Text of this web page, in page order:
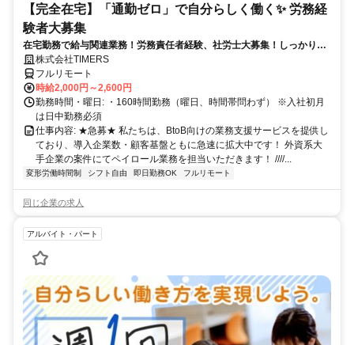
【完全在宅】「通勤ゼロ」で自分らしく働く✨ 労務経
験者大募集
在宅勤務で給与関連業務！労務責任者経験、社労士大募集！しっかり稼
ぎたい方、注目！
株式会社TIMERS
フルリモート
時給2,000円～2,600円
勤務時間・曜日: ・160時間勤務（曜日、時間帯問わず） ※入社初月
は日中勤務必須
仕事内容: ★急募★ 私たちは、BtoB向けの業務支援サービスを提供し
ており、導入企業数・顧客基盤ともに急速に拡大中です！ 外資系大
手企業の案件にてペイロール業務を担当いただきます！ ////...
変形労働時間制 シフト自由 即日勤務OK フルリモート
同じ企業の求人
アルバイト・パート